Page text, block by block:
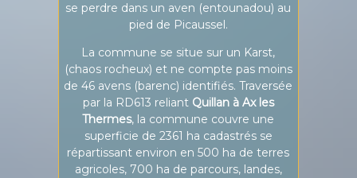
se perdre dans un aven (entounadou) au
pied de Picaussel.
La commune se situe sur un Karst,
(chaos rocheux) et ne compte pas moins
de 46 avens (barenc) identifiés. Traversée
par la RD613 reliant Quillan à Ax les
Thermes, la commune couvre une
superficie de 2361 ha cadastrés se
répartissant environ en 500 ha de terres
agricoles, 700 ha de parcours, landes,